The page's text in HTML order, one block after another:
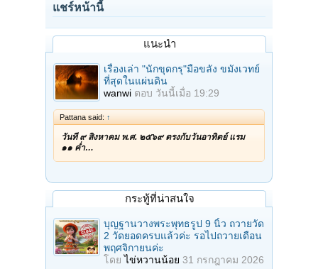
แชร์หน้านี้
แนะนำ
เรื่องเล่า "นักขุดกรุ"มือขลัง ขมังเวทย์
ที่สุดในแผ่นดิน
wanwi ตอบ วันนี้เมื่อ 19:29
Pattana said: ↑
วันที่ ๙ สิงหาคม พ.ศ. ๒๕๖๙ ตรงกับวันอาทิตย์ แรม
๑๑ ค่ำ…
กระทู้ที่น่าสนใจ
บุญฐานวางพระพุทธรูป 9 นิ้ว ถวายวัด
2 วัดยอดครบแล้วค่ะ รอไปถวายเดือน
พฤศจิกายนค่ะ
โดยไข่หวานน้อย 31 กรกฎาคม 2026